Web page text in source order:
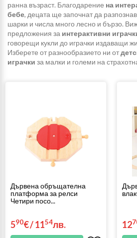
ранна възраст. Благодарение на
бебе, децата ще започнат да
шарки и числа много лесно и бързо.
предложения за интерактивни
говорещи кукли до играчки издаващи
Изберете от разнообразието ни от
играчки за малки и големи на
Дървена обръщателна
платформа за релси
Четири посо...
590€/1154лв. 12